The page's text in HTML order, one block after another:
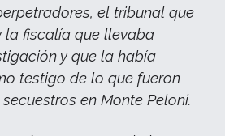
el tribunal que
la fiscalía que llevaba
y que la había
testigo de lo que fueron
en Monte Peloni.